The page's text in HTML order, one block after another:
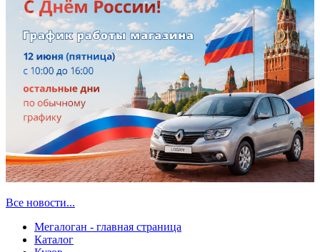
Все новости...
Мегалоган - главная страница
Каталог